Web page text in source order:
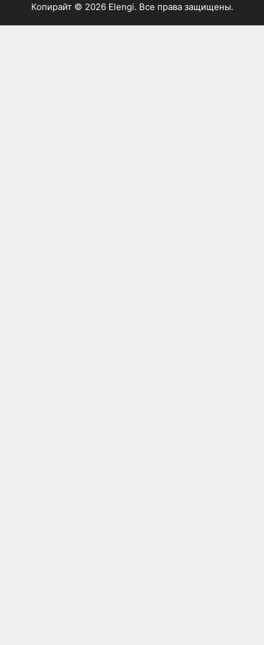
Копирайт © 2026 Elengi. Все права защищены.